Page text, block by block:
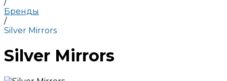
Бренды
/
Silver Mirrors
Silver Mirrors